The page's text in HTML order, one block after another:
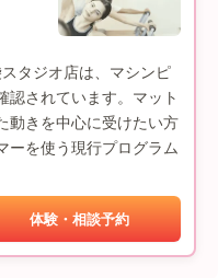
タジオ店は、マシンピ
認されています。マット
動きを中心に受けたい方
ーを使う現行プログラム
体験・相談予約